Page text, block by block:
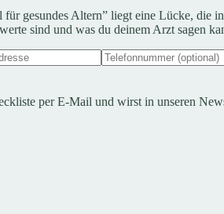
gesundes Altern” liegt eine Lücke, die
sind und was du deinem Arzt sagen
per E-Mail und wirst in unseren